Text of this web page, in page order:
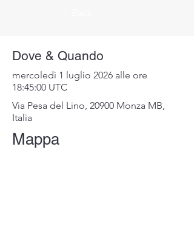
Dove & Quando
mercoledì 1 luglio 2026 alle ore
18:45:00 UTC
Via Pesa del Lino, 20900 Monza MB,
Italia
Mappa